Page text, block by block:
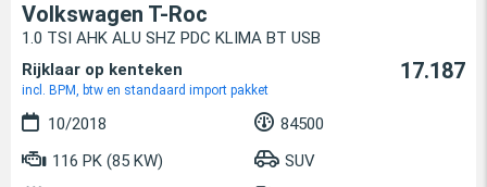
Volkswagen T-Roc
1.0 TSI AHK ALU SHZ PDC KLIMA BT USB
Rijklaar op kenteken
incl. BPM, btw en standaard import pakket
17.187
10/2018
84500
116 PK (85 KW)
SUV